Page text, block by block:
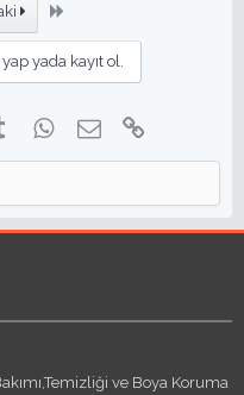
yada kayıt ol.
TumblrWhatsApp
E-posta
ve Boya Koruma